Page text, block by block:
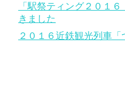
「駅祭ティング２０１
きました
２０１６近鉄観光列車「